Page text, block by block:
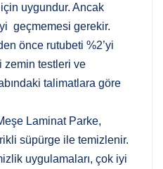
uygundur. Ancak
geçmemesi gerekir.
önce rutubeti %2’yi
zemin testleri ve
talimatlara göre
Laminat Parke,
süpürge ile temizlenir.
uygulamaları, çok iyi